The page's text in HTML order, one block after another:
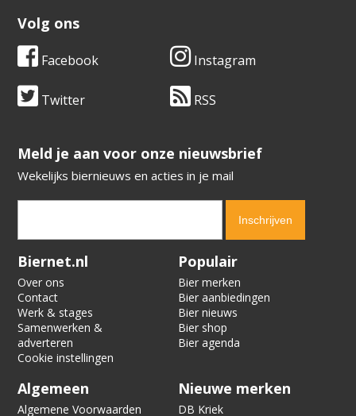
Volg ons
Facebook Instagram
Twitter RSS
​​​​​​​Meld je aan voor onze nieuwsbrief
Wekelijks biernieuws en acties in je mail
Verification code:
Biernet.nl
Over ons
Contact
Werk & stages
Samenwerken &
adverteren
Cookie instellingen
Populair
Bier merken
Bier aanbiedingen
Bier nieuws
Bier shop
Bier agenda
Algemeen
Algemene Voorwaarden
Nieuwe merken
DB Kriek